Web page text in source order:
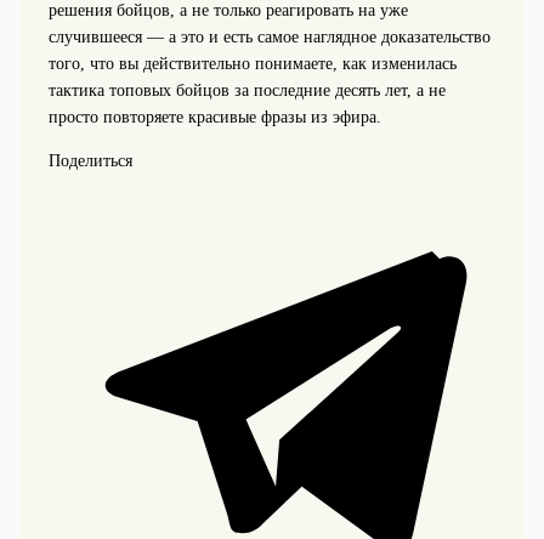
решения бойцов, а не только реагировать на уже
случившееся — а это и есть самое наглядное доказательство
того, что вы действительно понимаете, как изменилась
тактика топовых бойцов за последние десять лет, а не
просто повторяете красивые фразы из эфира.
Поделиться